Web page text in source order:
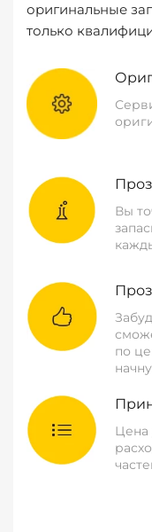
оригинальные
только
Вы
по
Цена